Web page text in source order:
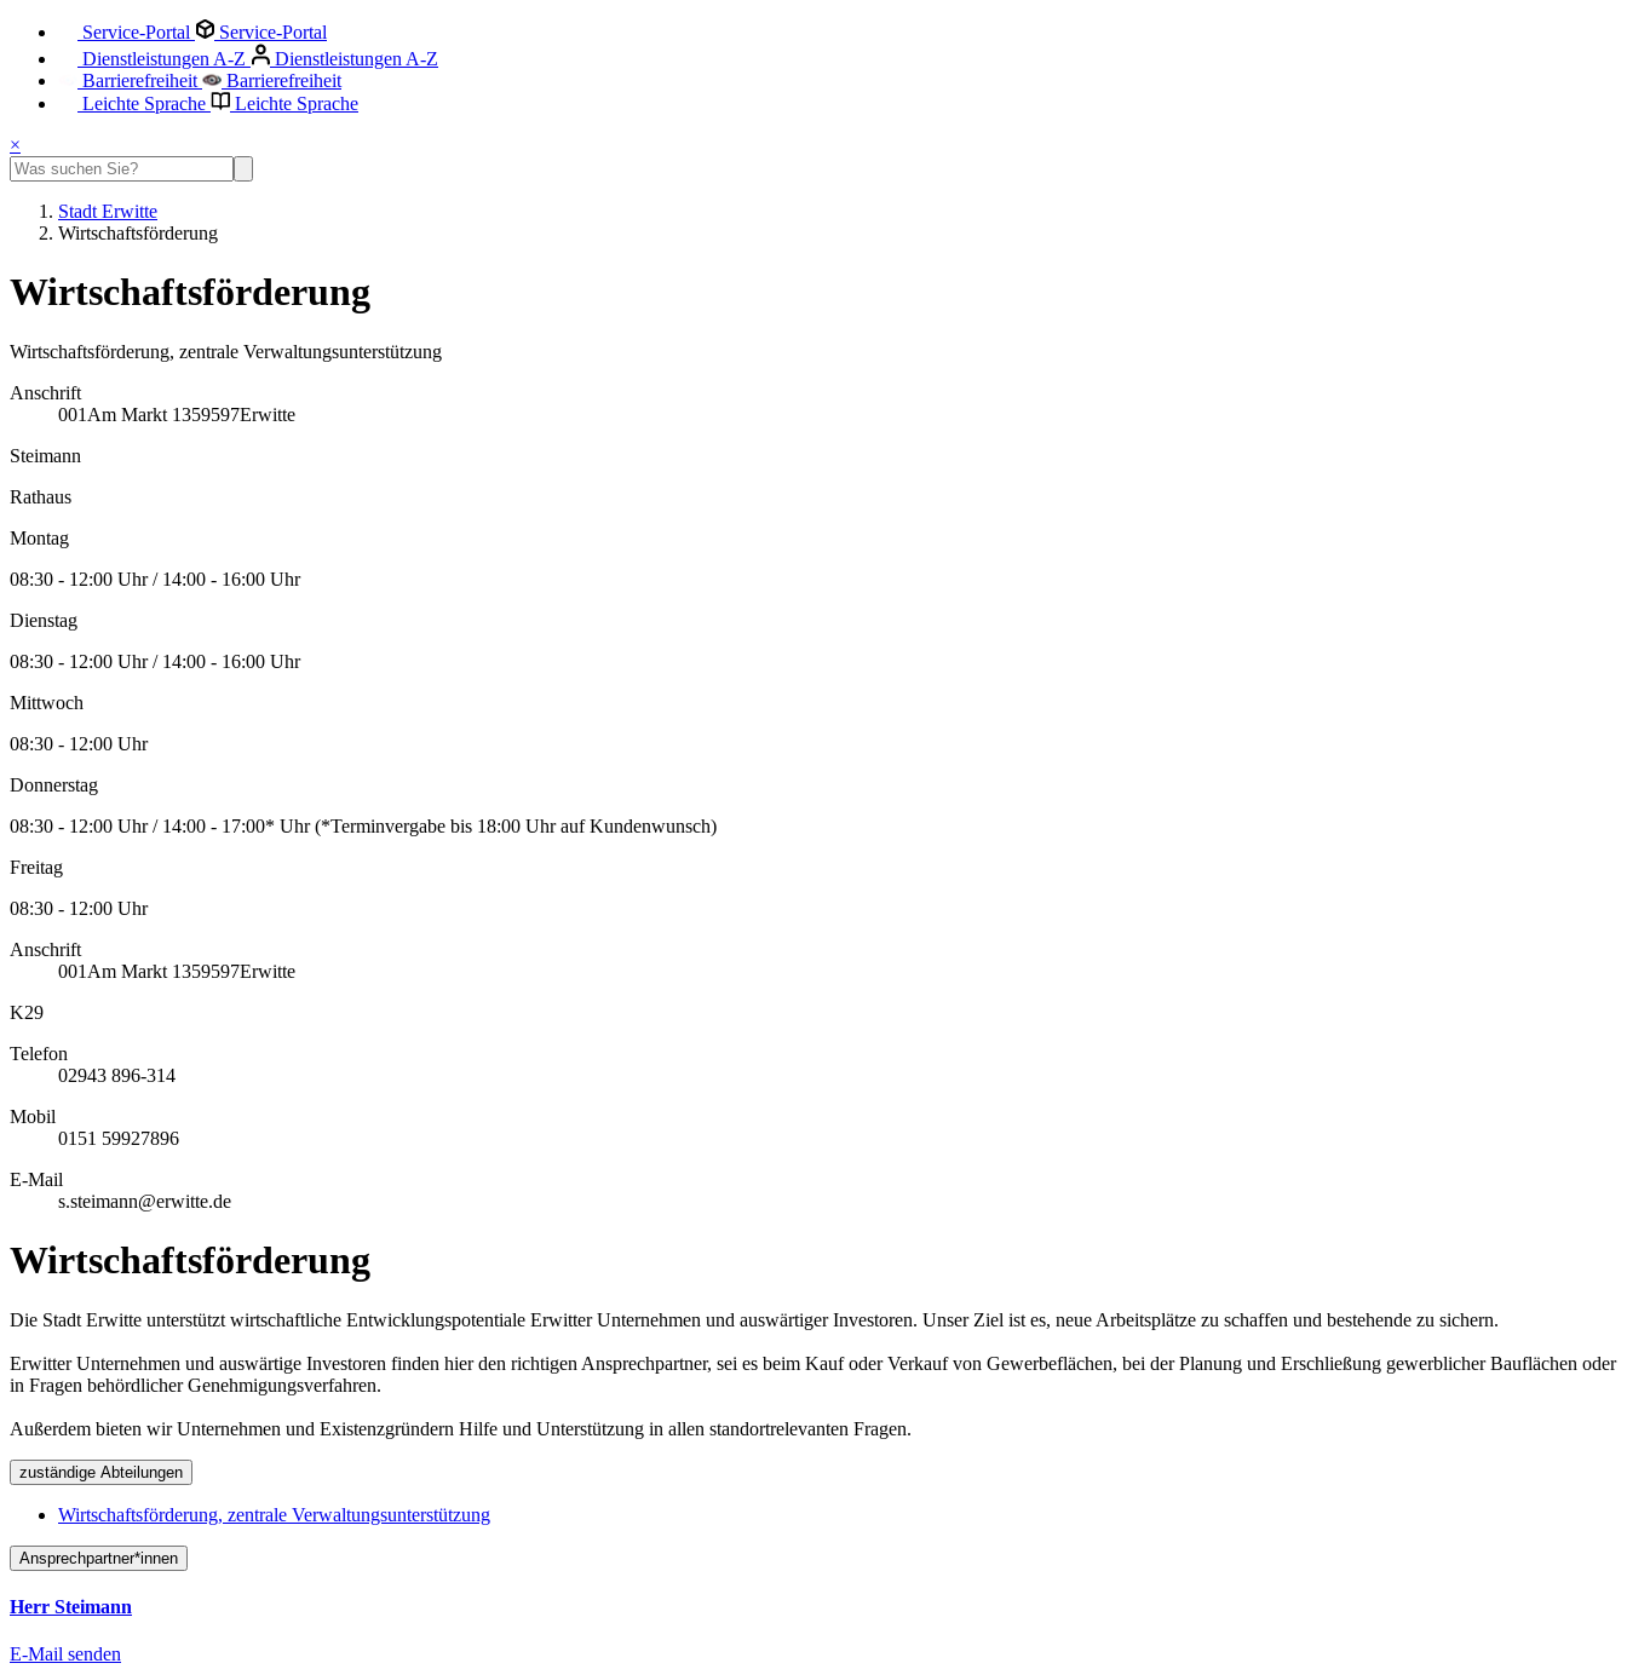
Service-Portal
Service-Portal
Dienstleistungen A-Z
Dienstleistungen A-Z
Barrierefreiheit
Barrierefreiheit
Leichte Sprache
Leichte Sprache
×
Stadt Erwitte
Wirtschaftsförderung
Wirtschaftsförderung
Wirtschaftsförderung, zentrale Verwaltungsunterstützung
Anschrift
001 Am Markt 1359597Erwitte
Steimann
Rathaus
Montag
08:30 - 12:00 Uhr / 14:00 - 16:00 Uhr
Dienstag
08:30 - 12:00 Uhr / 14:00 - 16:00 Uhr
Mittwoch
08:30 - 12:00 Uhr
Donnerstag
08:30 - 12:00 Uhr / 14:00 - 17:00* Uhr (*Terminvergabe bis 18:00 Uhr auf Kundenwunsch)
Freitag
08:30 - 12:00 Uhr
Anschrift
001 Am Markt 1359597Erwitte
K29
Telefon
02943 896-314
Mobil
0151 59927896
E-Mail
s.steimann@erwitte.de
Wirtschaftsförderung
Die Stadt Erwitte unterstützt wirtschaftliche Entwicklungspotentiale Erwitter Unternehmen und auswärtiger Investoren. Unser Ziel ist es, neue Arbeitsplätze zu schaffen und bestehende zu sichern.
Erwitter Unternehmen und auswärtige Investoren finden hier den richtigen Ansprechpartner, sei es beim Kauf oder Verkauf von Gewerbeflächen, bei der Planung und Erschließung gewerblicher Bauflächen oder
in Fragen behördlicher Genehmigungsverfahren.
Außerdem bieten wir Unternehmen und Existenzgründern Hilfe und Unterstützung in allen standortrelevanten Fragen.
zuständige Abteilungen
Wirtschaftsförderung, zentrale Verwaltungsunterstützung
Ansprechpartner*innen
Herr Steimann
E-Mail senden